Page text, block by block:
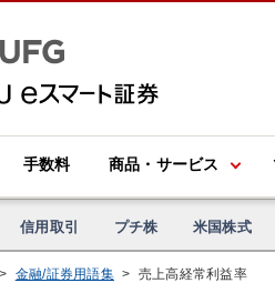
手数料 商品・サービス
信用取引 プチ株 米国株式
> 金融/証券用語集 > 売上高経常利益率